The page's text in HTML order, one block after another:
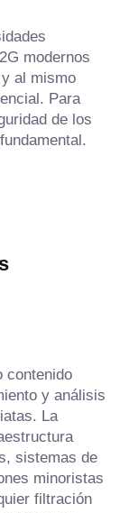
modernos
al mismo
Para
de los
contenido
y análisis
La
sistemas de
minoristas
filtración